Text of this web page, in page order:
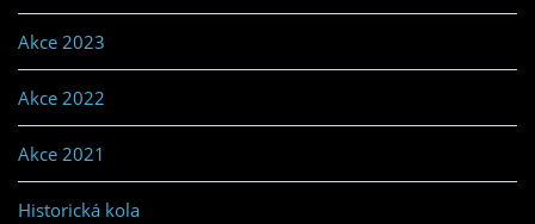
Akce 2023
Akce 2022
Akce 2021
Historická kola